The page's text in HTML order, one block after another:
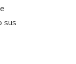
sus